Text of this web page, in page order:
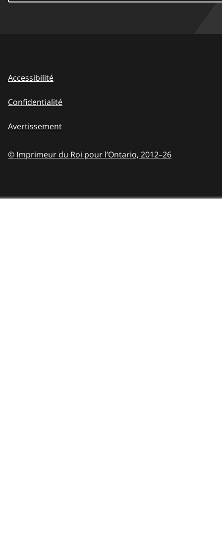
Accessibilité
Confidentialité
Avertissement
© Imprimeur du Roi pour l’Ontario, 2012–26